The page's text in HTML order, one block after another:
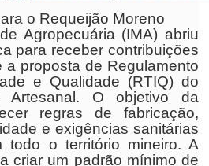
o Requeijão Moreno
Agropecuária (IMA) abriu
para receber contribuições
a proposta de Regulamento
e Qualidade (RTIQ) do
Artesanal. O objetivo da
regras de fabricação,
e exigências sanitárias
todo o território mineiro. A
criar um padrão mínimo de